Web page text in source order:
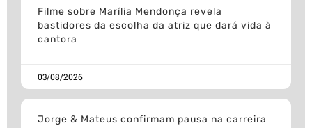
Filme sobre Marília Mendonça revela
bastidores da escolha da atriz que dará vida à
cantora
03/08/2026
Jorge & Mateus confirmam pausa na carreira